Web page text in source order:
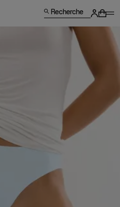
Recherche